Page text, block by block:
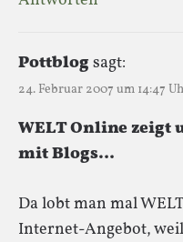
Pottblogsagt:
24. Februar 2007 um 14:47
WELT Online zeigt
mit Blogs…
Da lobt man mal
Internet-Angebot,